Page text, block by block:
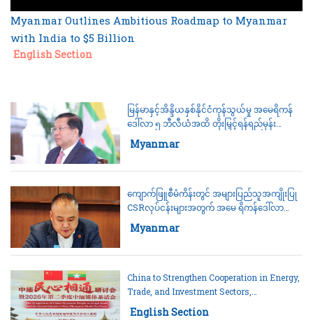
Myanmar Outlines Ambitious Roadmap to Myanmar
with India to $5 Billion
Category:
English Section
မြန်မာနှင့်အိန္ဒိယနှစ်နိုင်ငံကုန်သွယ်မှု အမေရိကန်
ဒေါ်လာ ၅ ဘီလီယံအထိ တိုးမြှင့်ရန်ရည်မှန်း
ဆောင်ရွက်မည်ဟု နိုင်ငံတော်သမ္မတ ဦးမင်း
အောင်လှိုင်ပြောကြား
Category:
Myanmar
ကျောက်ဖြူစီမံကိန်းတွင် အများပြည်သူအကျိုးပြု
CSRလုပ်ငန်းများအတွက် အမေ ရိကန်ဒေါ်လာ
၃.၈သန်း မတည်ဆောင်ရွက်နေကြောင်း CITIC
Myanmar ပြောကြား
Category:
Myanmar
China to Strengthen Cooperation in Energy,
Trade, and Investment Sectors,
Ambassador Tells Myanmar Media
Category:
English Section